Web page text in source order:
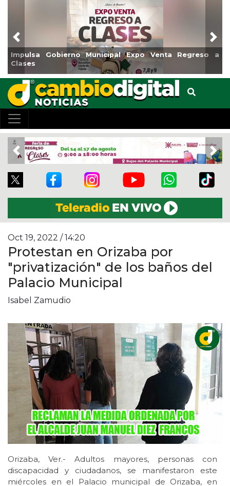
Reabrirá Coatzacoalcos la Alberca Semiolímpica Zona
Centro
Previous
Previous
Oct 19, 2022 / 14:20
Protestan en Orizaba por
"privatización" de los baños del
Palacio Municipal
Isabel Zamudio
Orizaba, Ver.- Adultos mayores, personas con
discapacidad y ciudadanos, se manifestaron este
miércoles en el Palacio municipal de Orizaba, en